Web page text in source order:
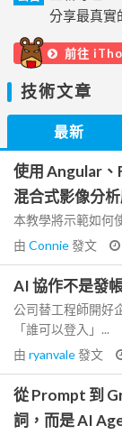
分享最真實
前往
技術文章
最新
使用 Angular、
混合式影像分
本教學將示範如何
由 Connie發文
AI 協作不是發
公司替工程師開好
「誰可以登入」...
由 ryanvale發文
從 Prompt 到
詞，而是 AI